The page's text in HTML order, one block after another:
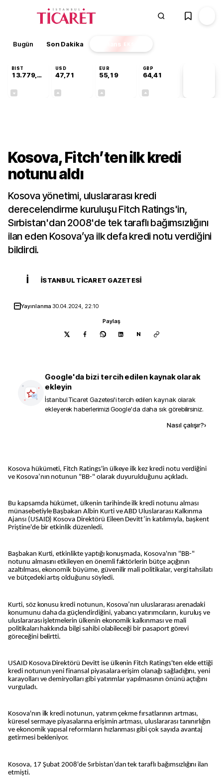
Bugün Son Dakika Finans EKSTRA
BIST
13.779,39
USD
47,71
EUR
55,19
GBP
64,41
Kosova, Fitch’ten ilk kredi
notunu aldı
Kosova yönetimi, uluslararası kredi
derecelendirme kuruluşu Fitch Ratings'in,
Sırbistan'dan 2008'de tek taraflı bağımsızlığını
ilan eden Kosova’ya ilk defa kredi notu verdiğini
bildirdi.
İ İSTANBUL TICARET GAZETESI
Yayınlanma 30.04.2024, 22:10
Paylaş
N
Google'da bizi tercih edilen kaynak olarak
ekleyin
İstanbul Ticaret Gazetesi'i tercih edilen kaynak olarak
ekleyerek haberlerimizi Google'da daha sık görebilirsiniz.
Nasıl çalışır?›
Kosova hükümeti, Fitch Ratings'in ülkeye ilk kez kredi notu verdiğini
ve Kosova’nın notunun "BB-" olarak duyurulduğunu açıkladı.
Bu kapsamda hükümet, ülkenin tarihinde ilk kredi notunu alması
münasebetiyle Başbakan Albin Kurti ve ABD Uluslararası Kalkınma
Ajansı (USAID) Kosova Direktörü Eileen Devitt’in katılımıyla, başkent
Priştine'de bir etkinlik düzenledi.
Başbakan Kurti, etkinlikte yaptığı konuşmada, Kosova'nın "BB-"
notunu almasını etkileyen en önemli faktörlerin bütçe açığının
azaltılması, ekonomik büyüme, güvenilir mali politikalar, vergi tahsilatı
ve bütçedeki artış olduğunu söyledi.
Kurti, söz konusu kredi notunun, Kosova’nın uluslararası arenadaki
konumunu daha da güçlendirdiğini, yabancı yatırımcıların, kuruluş ve
uluslararası işletmelerin ülkenin ekonomik kalkınması ve mali
politikaları hakkında bilgi sahibi olabileceği bir pasaport görevi
göreceğini belirtti.
USAID Kosova Direktörü Devitt ise ülkenin Fitch Ratings'ten elde ettiği
kredi notunun yeni finansal piyasalara erişim olanağı sağladığını, yeni
karayolları ve demiryolları gibi yatırımlar yapılmasının önünü açtığını
vurguladı.
Kosova'nın ilk kredi notunun, yatırım çekme fırsatlarının artması,
küresel sermaye piyasalarına erişimin artması, uluslararası tanınırlığın
ve ekonomik yapısal reformların hızlanması gibi çok sayıda avantaj
getirmesi bekleniyor.
Kosova, 17 Şubat 2008'de Sırbistan’dan tek taraflı bağımsızlığını ilan
etmişti.